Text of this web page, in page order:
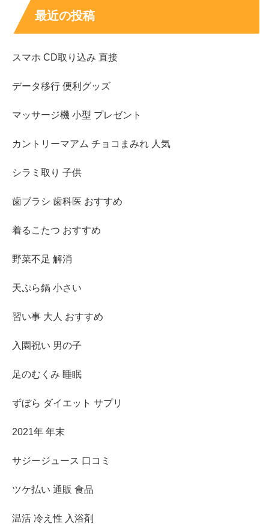
最近の投稿
スマホ CD取り込み 直接
データ移行 便利グッズ
マッサージ機 小型 プレゼント
カントリーマアム チョコまみれ 人気
シラミ取り 子供
歯ブラシ 歯科医 おすすめ
着るこたつ おすすめ
野菜不足 解消
天ぷら鍋 小さい
習い事 大人 おすすめ
入園祝い 男の子
足のむくみ 睡眠
ずぼら ダイエット サプリ
2021年 年末
サジージュース 口コミ
ツケ払い 通販 食品
温活 冷え性 入浴剤